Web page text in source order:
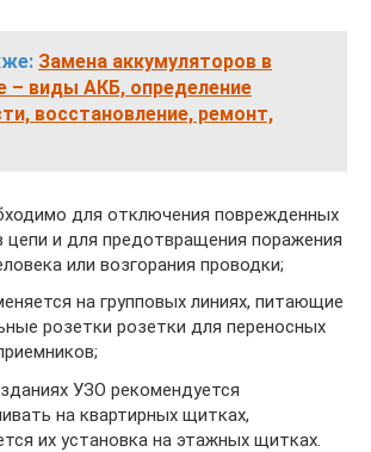
Замена аккумуляторов в
– виды АКБ, определение
восстановление, ремонт,
для отключения поврежденных
цепи и для предотвращения поражения
или возгорания проводки;
на групповых линиях, питающие
розетки розетки для переносных
УЗО рекомендуется
на квартирных щитках,
их установка на этажных щитках.